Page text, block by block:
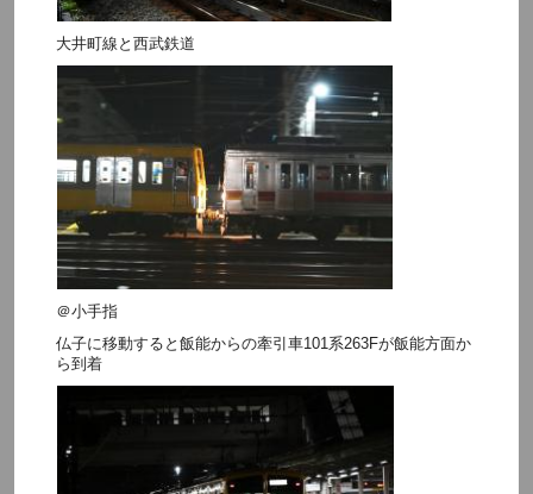
大井町線と西武鉄道
＠小手指
仏子に移動すると飯能からの牽引車101系263Fが飯能方面か
ら到着